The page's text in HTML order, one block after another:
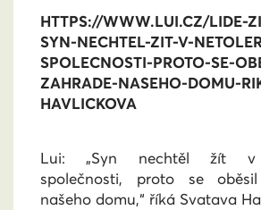
HTTPS://WWW.LUI.CZ/LIDE-
SYN-NECHTEL-ZIT-V-
SPOLECNOSTI-PROTO-SE-
ZAHRADE-NASEHO-DOMU-
HAVLICKOVA
Lui: „Syn nechtěl žít v
společnosti, proto se
našeho domu,“ říká Svatava